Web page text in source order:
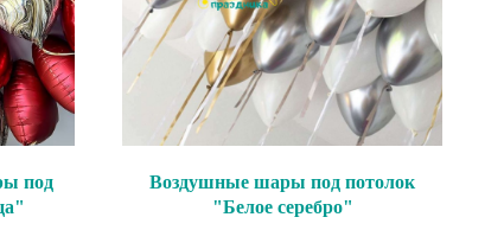
под
Воздушные шары под потолок
"Белое серебро"